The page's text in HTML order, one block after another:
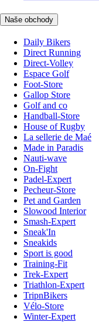
Naše obchody
Daily Bikers
Direct Running
Direct-Volley
Espace Golf
Foot-Store
Gallop Store
Golf and co
Handball-Store
House of Rugby
La sellerie de Maé
Made in Paradis
Nauti-wave
On-Fight
Padel-Expert
Pecheur-Store
Pet and Garden
Slowood Interior
Smash-Expert
Sneak'In
Sneakids
Sport is good
Training-Fit
Trek-Expert
Triathlon-Expert
TripnBikers
Vélo-Store
Winter-Expert